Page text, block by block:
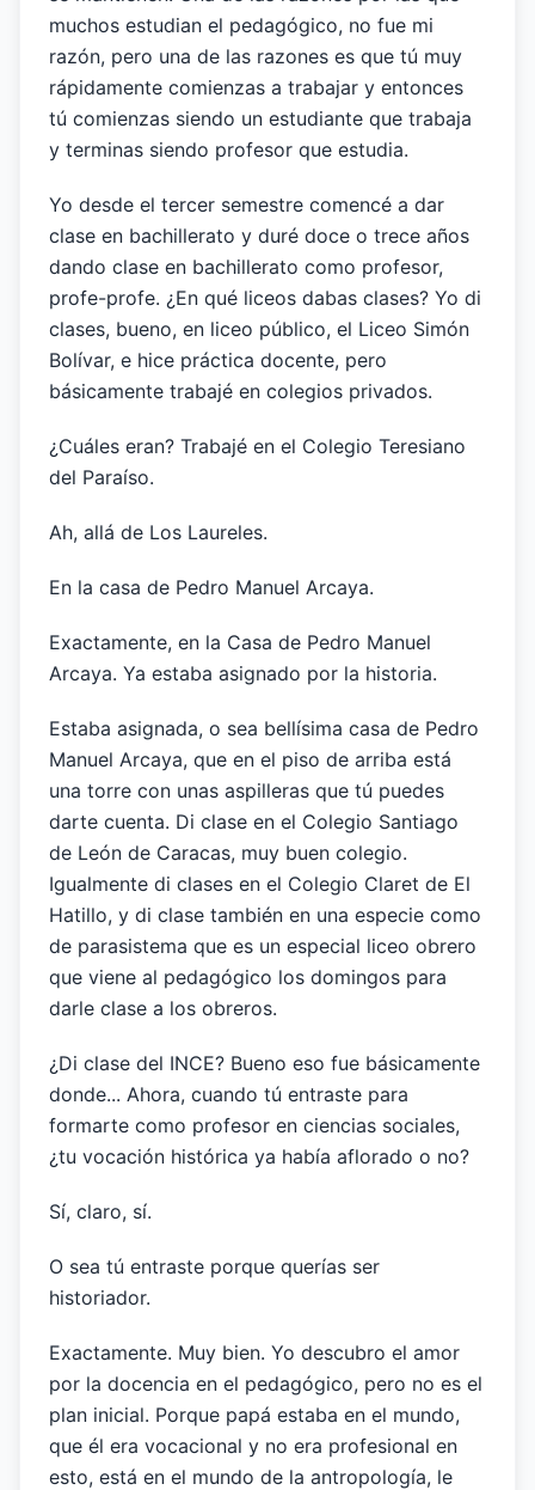
muchos estudian el pedagógico, no fue mi
razón, pero una de las razones es que tú muy
rápidamente comienzas a trabajar y entonces
tú comienzas siendo un estudiante que trabaja
y terminas siendo profesor que estudia.
Yo desde el tercer semestre comencé a dar
clase en bachillerato y duré doce o trece años
dando clase en bachillerato como profesor,
profe-profe. ¿En qué liceos dabas clases? Yo di
clases, bueno, en liceo público, el Liceo Simón
Bolívar, e hice práctica docente, pero
básicamente trabajé en colegios privados.
¿Cuáles eran? Trabajé en el Colegio Teresiano
del Paraíso.
Ah, allá de Los Laureles.
En la casa de Pedro Manuel Arcaya.
Exactamente, en la Casa de Pedro Manuel
Arcaya. Ya estaba asignado por la historia.
Estaba asignada, o sea bellísima casa de Pedro
Manuel Arcaya, que en el piso de arriba está
una torre con unas aspilleras que tú puedes
darte cuenta. Di clase en el Colegio Santiago
de León de Caracas, muy buen colegio.
Igualmente di clases en el Colegio Claret de El
Hatillo, y di clase también en una especie como
de parasistema que es un especial liceo obrero
que viene al pedagógico los domingos para
darle clase a los obreros.
¿Di clase del INCE? Bueno eso fue básicamente
donde... Ahora, cuando tú entraste para
formarte como profesor en ciencias sociales,
¿tu vocación histórica ya había aflorado o no?
Sí, claro, sí.
O sea tú entraste porque querías ser
historiador.
Exactamente. Muy bien. Yo descubro el amor
por la docencia en el pedagógico, pero no es el
plan inicial. Porque papá estaba en el mundo,
que él era vocacional y no era profesional en
esto, está en el mundo de la antropología, le